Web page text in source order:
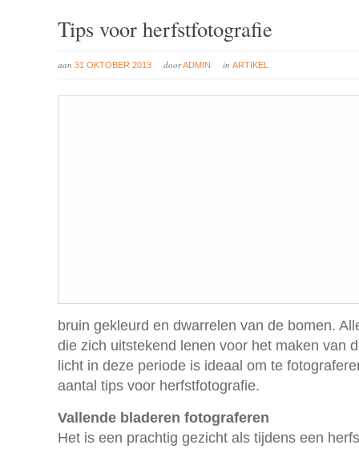
Tips voor herfstfotografie
aan 31 OKTOBER 2013 doorADMIN in ARTIKEL
bruin gekleurd en dwarrelen van de bomen.
die zich uitstekend lenen voor het maken van
licht in deze periode is ideaal om te
aantal tips voor herfstfotografie.
Vallende bladeren fotograferen
Het is een prachtig gezicht als tijdens een